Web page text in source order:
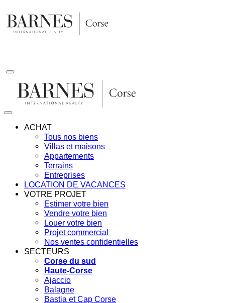
au
contenu
ACHAT
Tous nos biens
Villas et maisons
Appartements
Terrains
Entreprises
LOCATION DE VACANCES
VOTRE PROJET
Estimer votre bien
Vendre votre bien
Louer votre bien
Projet commercial
Nos ventes confidentielles
SECTEURS
Corse du sud
Haute-Corse
Ajaccio
Balagne
Bastia et Cap Corse